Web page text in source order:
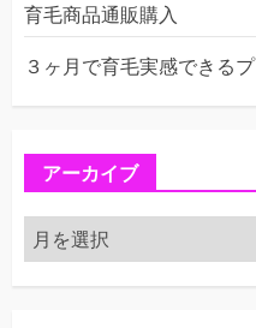
育毛商品通販購入
３ヶ月で育毛実感できる
アーカイブ
ア
ー
カ